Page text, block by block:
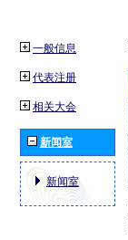
一般信息
代表注册
相关大会
新闻室
新闻室